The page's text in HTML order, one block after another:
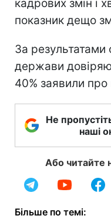
кадрових змін і
показник дещо
За результатами
держави
40% заявили про
Не
наші
Або читайте
Більше по темі: